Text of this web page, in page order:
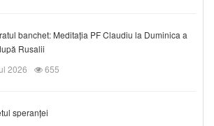
banchet: Meditația PF Claudiu la Duminica a
Rusalii
2026
655
speranței